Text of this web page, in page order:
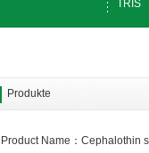
TRIS
Produkte
Product Name：Cephalothin